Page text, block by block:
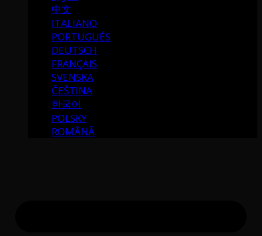
中文
ITALIANO
PORTUGUÉS
DEUTSCH
FRANÇAIS
SVENSKA
ČEŠTINA
한국어
POLSKY
ROMÂNĂ